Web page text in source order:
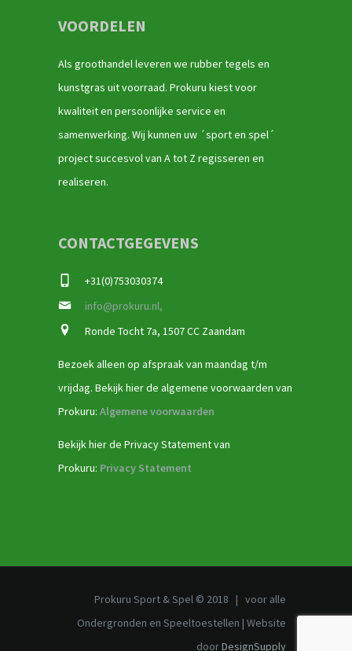
VOORDELEN
Als groothandel leveren we rubber tegels en
kunstgras uit voorraad. Prokuru kiest voor
kwaliteit en persoonlijke service en
samenwerking. Wij kunnen uw ´sport en spel´
project succesvol van A tot Z regisseren en
realiseren.
CONTACTGEGEVENS
+31(0)753030374
info@prokuru.nl,
Ronde Tocht 7a, 1507 CC Zaandam
Bezoek alleen op afspraak van maandag t/m
vrijdag. Bekijk hier de algemene voorwaarden van
Prokuru: Algemene voorwaarden
Bekijk hier de Privacy Statement van
Prokuru: Privacy Statement
Prokuru Sport & Spel © 2018 | voor alle
Ondergronden en Speeltoestellen | Website
doorDesignSupply